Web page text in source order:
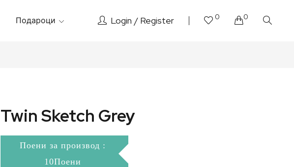
Подароци Login Register 0 0
Twin Sketch Grey
Поени за производ :
10Поени